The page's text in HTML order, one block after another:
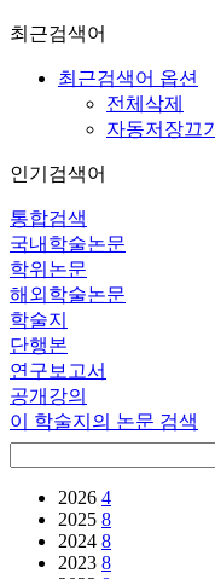
최근검색어
최근검색어 옵션
전체삭제
자동저장끄기
인기검색어
통합검색
국내학술논문
학위논문
해외학술논문
학술지
단행본
연구보고서
공개강의
이 학술지의 논문 검색
2026 4
2025 8
2024 8
2023 8